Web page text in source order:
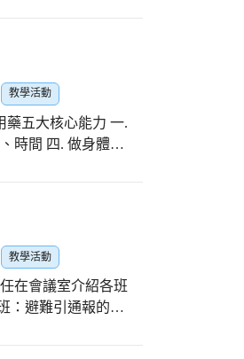
教學活動
藥五大核心能力 一.
時間 四. 做身體的
教學活動
在會議室介紹各班
：避難引通報的重